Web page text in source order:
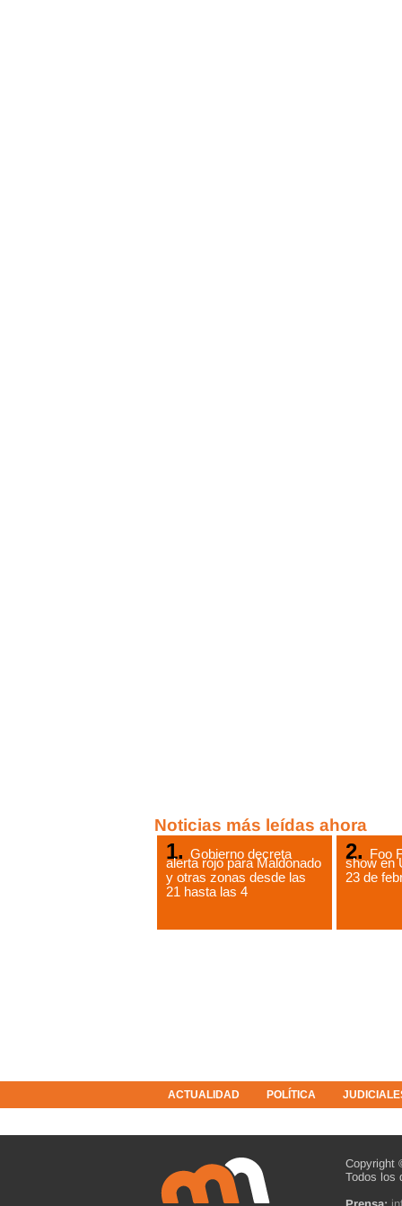
Noticias más leídas ahora
Gobierno decreta
alerta rojo para Maldonado
y otras zonas desde las
21 hasta las 4
Foo
show en
23 de
ACTUALIDAD POLÍTICA
Copyright
Todos los